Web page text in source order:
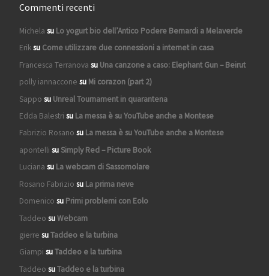
Commenti recenti
Michela su Lo yogurt bio dell’Antico Podere Bernardi a Melaverde
Eriksu Come utilizzare due connessioni a internet in casa
Francesca Terranova su Una canzone a caso: Elephant Gun – Beirut
polly iannaccone su Mi corazon (part 2)
Sappo su Unreal Tournament in quarantena
Edda Balestri su La messa è su YouTube anche a Montese
Fabrizio Rosano su La messa è su YouTube anche a Montese
apontelli suSimply Red – Picture Book
Luciana su La webcam di Sassomolare
Rosano Fabrizio su La prima neve
Domenico su Primi problemi con Eolo
Taddeo suWebcam
gierre suTaddeo e la turbina
Giampi suTaddeo e la turbina
Taddeo suTaddeo e la turbina